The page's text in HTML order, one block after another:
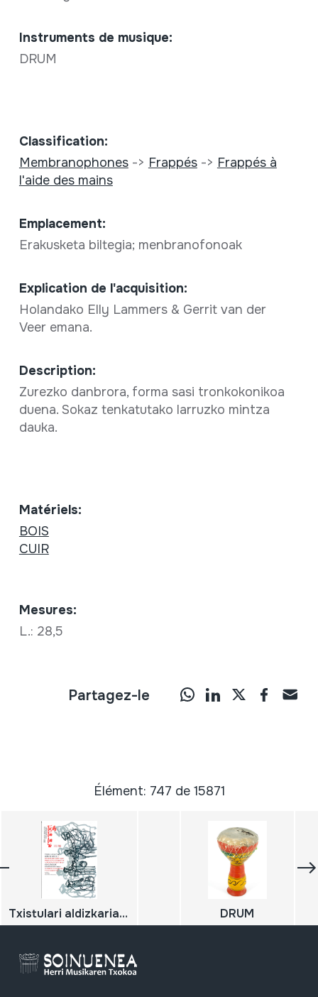
Instruments de musique:
DRUM
Classification:
Membranophones-> Frappés-> Frappés à
l'aide des mains
Emplacement:
Erakusketa biltegia; menbranofonoak
Explication de l'acquisition:
Holandako Elly Lammers & Gerrit van der
Veer emana.
Description:
Zurezko danbrora, forma sasi tronkokonikoa
duena. Sokaz tenkatutako larruzko mintza
dauka.
Matériels:
BOIS
CUIR
Mesures:
L.: 28,5
Partagez-le
Élément: 747 de 15871
Txistulari aldizkaria 263/264; Uztaila - Abuztua - Iraila / Urria - Azaroa - Abendua DRUM